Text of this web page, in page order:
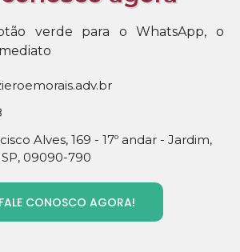
verde para o WhatsApp, o
Alves, 169 - 17º andar - Jardim,
09090-790
FALE CONOSCO AGORA!